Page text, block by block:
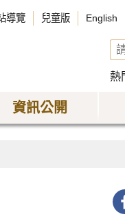
導覽 兒童版 English
熱
資訊公開